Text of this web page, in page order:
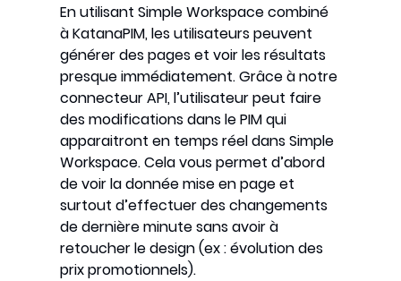
En utilisant Simple Workspace combiné
à KatanaPIM, les utilisateurs peuvent
générer des pages et voir les résultats
presque immédiatement. Grâce à notre
connecteur API, l’utilisateur peut faire
des modifications dans le PIM qui
apparaitront en temps réel dans Simple
Workspace. Cela vous permet d’abord
de voir la donnée mise en page et
surtout d’effectuer des changements
de dernière minute sans avoir à
retoucher le design (ex : évolution des
prix promotionnels).